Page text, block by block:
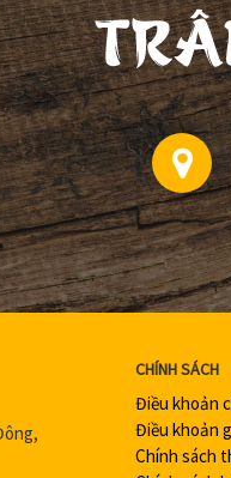
CHÍNH SÁCH
Điều khoản
Điều khoản
Chính sách